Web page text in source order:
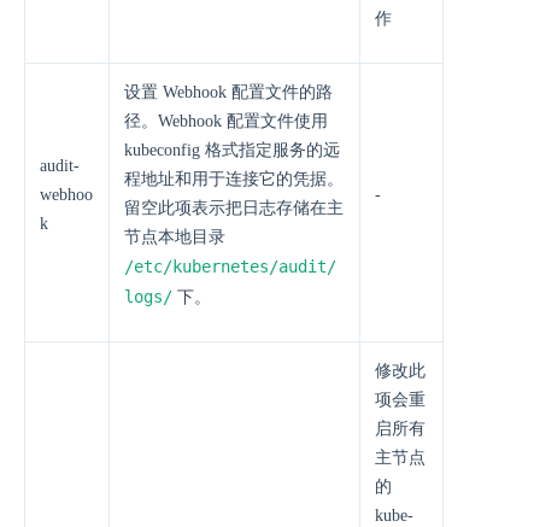
作
audit-
webhoo
k
设置 Webhook 配置文件的路
径。Webhook 配置文件使用
kubeconfig 格式指定服务的远
程地址和用于连接它的凭据。
留空此项表示把日志存储在主
节点本地目录
/etc/kubernetes/audit/
logs/ 下。
-
修改此
项会重
启所有
主节点
的
kube-